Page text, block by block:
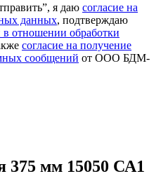
я даю согласие на
данных, подтверждаю
отношении обработки
согласие на получение
сообщений от ООО БДМ-
375 мм 15050 СА1